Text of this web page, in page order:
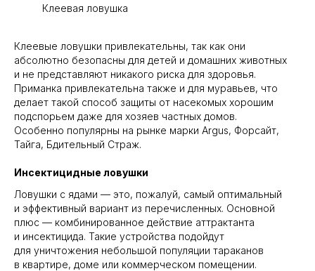
Клеевая ловушка
Клеевые ловушки привлекательны, так как они
абсолютно безопасны для детей и домашних животных
и не представляют никакого риска для здоровья.
Приманка привлекательна также и для муравьев, что
делает такой способ защиты от насекомых хорошим
подспорьем даже для хозяев частных домов.
Особенно популярны на рынке марки Argus, Форсайт,
Тайга, Бдительный Страж.
Инсектицидные ловушки
Ловушки с ядами — это, пожалуй, самый оптимальный
и эффективный вариант из перечисленных. Основной
плюс — комбинированное действие аттрактанта
и инсектицида. Такие устройства подойдут
для уничтожения небольшой популяции тараканов
в квартире, доме или коммерческом помещении.